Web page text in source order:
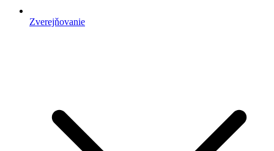
Zverejňovanie